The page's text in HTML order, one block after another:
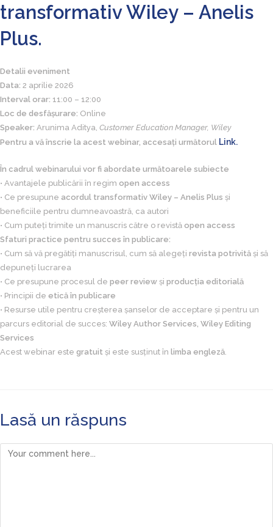
transformativ Wiley – Anelis
Plus.
Detalii eveniment
Data: 2 aprilie 2026
Interval orar: 11:00 – 12:00
Loc de desfășurare: Online
Speaker: Arunima Aditya, Customer Education Manager, Wiley
Pentru a vă înscrie la acest webinar, accesați următorul Link.
În cadrul webinarului vor fi abordate următoarele subiecte
• Avantajele publicării în regim open access
• Ce presupune acordul transformativ Wiley – Anelis Plus și
beneficiile pentru dumneavoastră, ca autori
• Cum puteți trimite un manuscris către o revistă open access
Sfaturi practice pentru succes în publicare:
• Cum să vă pregătiți manuscrisul, cum să alegeți revista potrivită și să
depuneți lucrarea
• Ce presupune procesul de peer review și producția editorială
• Principii de etică în publicare
• Resurse utile pentru creșterea șanselor de acceptare și pentru un
parcurs editorial de succes: Wiley Author Services, Wiley Editing
Services
Acest webinar este gratuit și este susținut în limba engleză
Lasă un răspuns